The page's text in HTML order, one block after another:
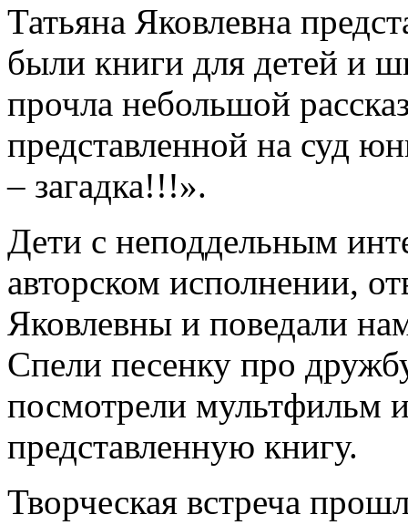
Татьяна Яковлевна
были книги для детей и
прочла небольшой
представленной на суд
– загадка!!!».
Дети с неподдельным
авторском исполнении,
Яковлевны и поведали
Спели песенку про
посмотрели мультфильм
представленную книгу.
Творческая встреча